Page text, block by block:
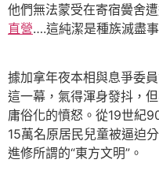
他們無法蒙受在寄宿黌舍
直營….這純潔是種族滅盡事
據加拿年夜本相與息爭委
這一幕，氣得渾身發抖，
庸俗化的憤怒。從19世紀
15萬名原居民兒童被逼迫
進修所謂的“東方文明”。